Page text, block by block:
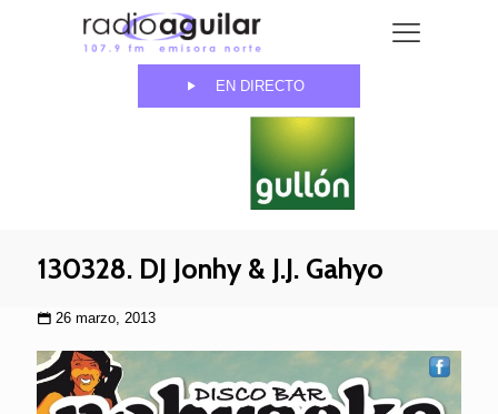
EN DIRECTO
130328. DJ Jonhy & J.J. Gahyo
26 marzo, 2013